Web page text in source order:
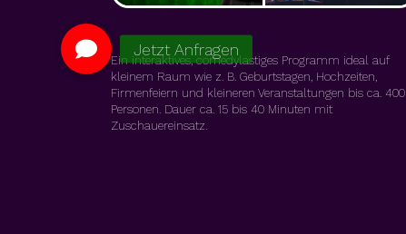
Ein interaktives, comedylastiges Programm ideal auf
kleinem Raum wie z. B. Geburtstagen, Hochzeiten,
Firmenfeiern und kleineren Veranstaltungen bis ca. 400
Personen. Dauer ca. 15 bis 40 Minuten mit
Zuschauereinsatz.